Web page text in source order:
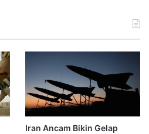
Iran Ancam Bikin Gelap